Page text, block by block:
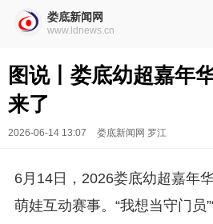
娄底新闻网
www.ldnews.cn
图说丨娄底幼超嘉年
来了
2026-06-14 13:07 娄底新闻网 罗江
6月14日，2026娄底幼超嘉年
萌娃互动赛事。“我想当守门员